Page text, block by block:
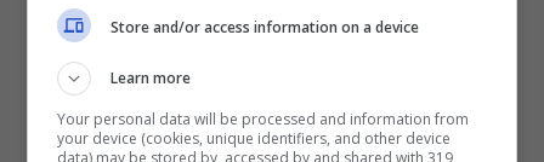
Nuovo allenatore Fiorentina:
un vero rebus, adesso
spunta anche Giampaolo
Store and/or access information on a device
Learn more
Your personal data will be processed and information from
your device (cookies, unique identifiers, and other device
data) may be stored by, accessed by and shared with 319